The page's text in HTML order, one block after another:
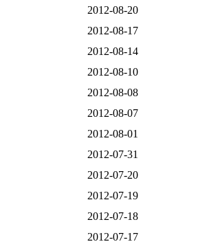
2012-08-20
2012-08-17
2012-08-14
2012-08-10
2012-08-08
2012-08-07
2012-08-01
2012-07-31
2012-07-20
2012-07-19
2012-07-18
2012-07-17